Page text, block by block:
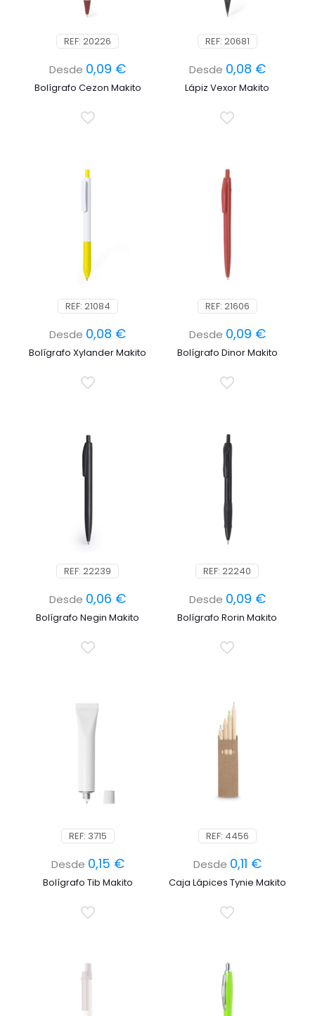
REF: 20226
Desde 0,09 €
Bolígrafo Cezon Makito
REF: 20681
Desde 0,08 €
Lápiz Vexor Makito
REF: 21084
Desde 0,08 €
Bolígrafo Xylander Makito
REF: 21606
Desde 0,09 €
Bolígrafo Dinor Makito
REF: 22239
Desde 0,06 €
Bolígrafo Negin Makito
REF: 22240
Desde 0,09 €
Bolígrafo Rorin Makito
REF: 3715
Desde 0,15 €
Bolígrafo Tib Makito
REF: 4456
Desde 0,11 €
Caja Lápices Tynie Makito